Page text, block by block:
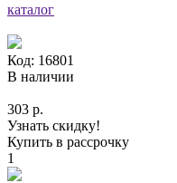
каталог
Код: 16801
В наличии
303 р.
Узнать скидку!
Купить в рассрочку
1